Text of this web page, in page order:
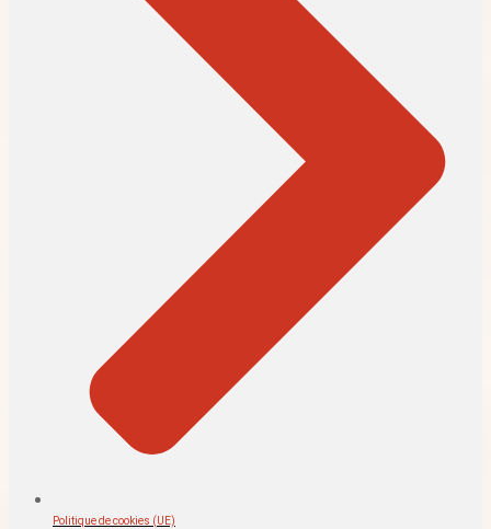
Politique de cookies (UE)